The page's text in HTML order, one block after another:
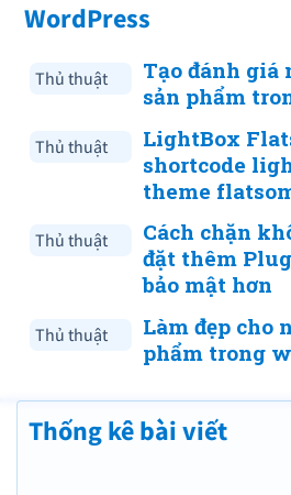
WordPress
Thủ thuật
Tạo đánh giá
sản phẩm
Thủ thuật
LightBox
shortcode
theme
Thủ thuật
Cách chặn
đặt thêm
bảo mật hơn
Thủ thuật
Làm đẹp cho
phẩm trong
Thống kê bài viết